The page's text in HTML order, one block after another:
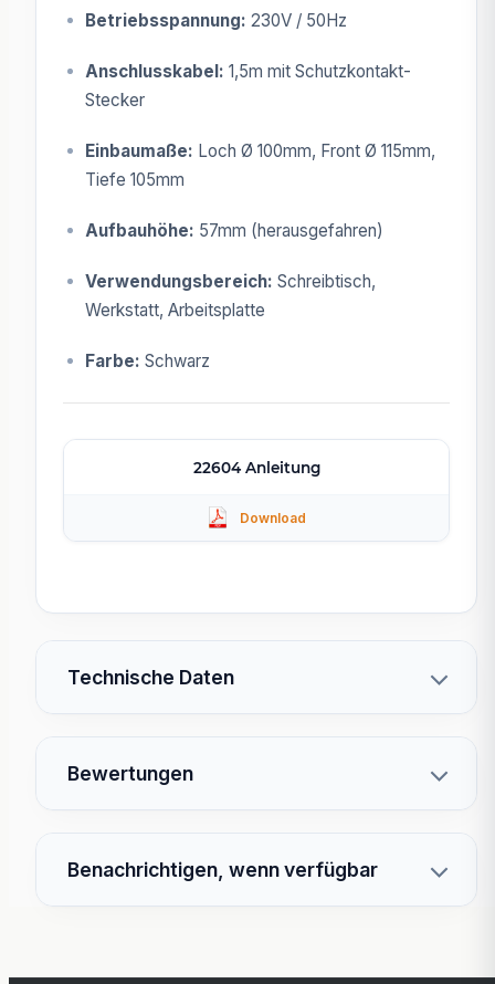
Betriebsspannung: 230V / 50Hz
Anschlusskabel: 1,5m mit Schutzkontakt-
Stecker
Einbaumaße: Loch Ø 100mm, Front Ø 115mm,
Tiefe 105mm
Aufbauhöhe: 57mm (herausgefahren)
Verwendungsbereich: Schreibtisch,
Werkstatt, Arbeitsplatte
Farbe: Schwarz
22604 Anleitung
Technische Daten
Bewertungen
Benachrichtigen, wenn verfügbar